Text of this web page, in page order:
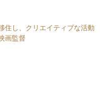
住し、クリエイティブな活動
画監督